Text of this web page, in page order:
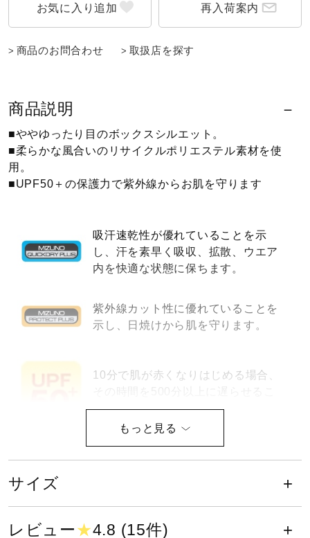
インナー
アウトドア／レイン
サポーター
健康／エクササイズ
セール
再入荷案内
商品のお問合わせ 取扱店を探す
商品説明
■ややゆったり目のボックスシルエット。
■柔らかな風合いのリサイクルポリエステル素材を使
用。
■UPF50＋の保護力で紫外線からお肌を守ります
吸汗速乾性が優れていることを示
し、汗を素早く吸収、拡散、ウエア
内を快適な状態に保ちます。
紫外線カット性に優れていることを
示し、日焼けから肌を守ります。
10分で肌が赤くなりはじめる場合、
とが可能な数値がUPF50＋。
S、M、L
サイズ
レビュー★4.8 (15件)